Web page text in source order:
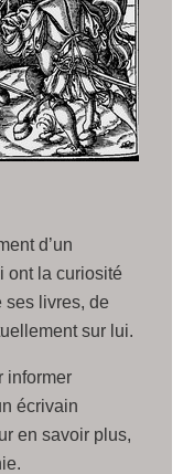
d’un
ont la curiosité
ses livres, de
sur lui.
informer
écrivain
en savoir plus,